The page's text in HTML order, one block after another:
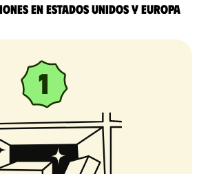
en Estados Unidos y Europa